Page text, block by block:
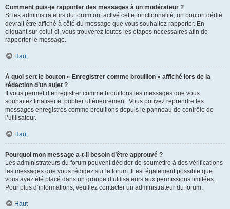
Comment puis-je rapporter des messages à un modérateur ?
Si les administrateurs du forum ont activé cette fonctionnalité, un bouton dédié
devrait être affiché à côté du message que vous souhaitez rapporter. En
cliquant sur celui-ci, vous trouverez toutes les étapes nécessaires afin de
rapporter le message.
Haut
À quoi sert le bouton « Enregistrer comme brouillon » affiché lors de la
rédaction d’un sujet ?
Il vous permet d’enregistrer comme brouillons les messages que vous
souhaitez finaliser et publier ultérieurement. Vous pouvez reprendre les
messages enregistrés comme brouillons depuis le panneau de contrôle de
l’utilisateur.
Haut
Pourquoi mon message a-t-il besoin d’être approuvé ?
Les administrateurs du forum peuvent décider de soumettre à des vérifications
les messages que vous rédigez sur le forum. Il est également possible que
vous ayez été placé dans un groupe d’utilisateurs aux permissions limitées.
Pour plus d’informations, veuillez contacter un administrateur du forum.
Haut